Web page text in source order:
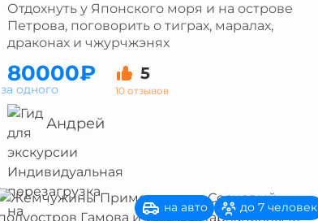
Отдохнуть у Японского моря и на острове
Петрова, поговорить о тиграх, маралах,
драконах и чжурчжэнях
80000₽ 5
10 отзывов
за одного
Андрей
на авто до 7 человек